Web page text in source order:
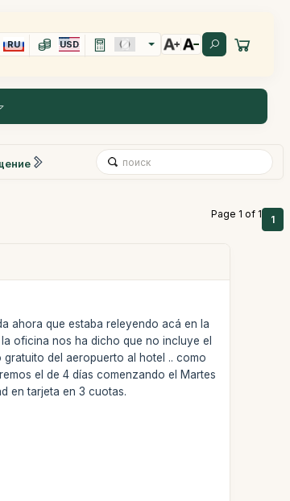
RU USD
Page 1 of 1 1
ahora que estaba releyendo acá en la
oficina nos ha dicho que no incluye el
del aeropuerto al hotel .. como
el de 4 días comenzando el Martes
en tarjeta en 3 cuotas.